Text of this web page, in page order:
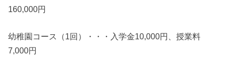
160,000円
幼稚園コース（1回）・・・入学金10,000円、授業料
7,000円